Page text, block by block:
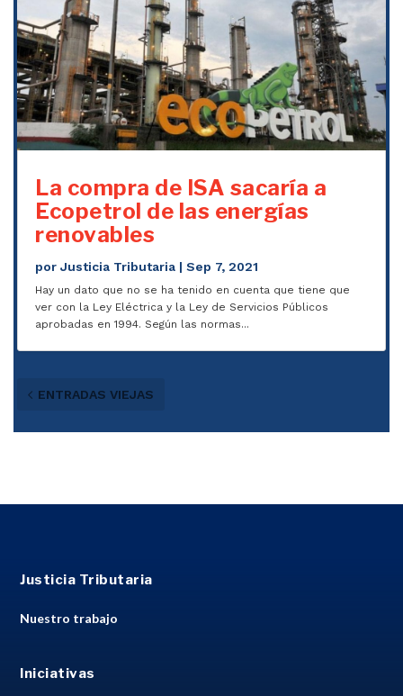
La compra de ISA sacaría a
Ecopetrol de las energías
renovables
porJusticia Tributaria |Sep 7, 2021
Hay un dato que no se ha tenido en cuenta que tiene que
ver con la Ley Eléctrica y la Ley de Servicios Públicos
aprobadas en 1994. Según las normas...
ENTRADAS VIEJAS
Justicia Tributaria
Nuestro trabajo
Iniciativas